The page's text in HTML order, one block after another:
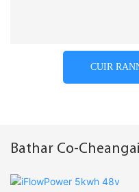
CUIR
Bathar Co-